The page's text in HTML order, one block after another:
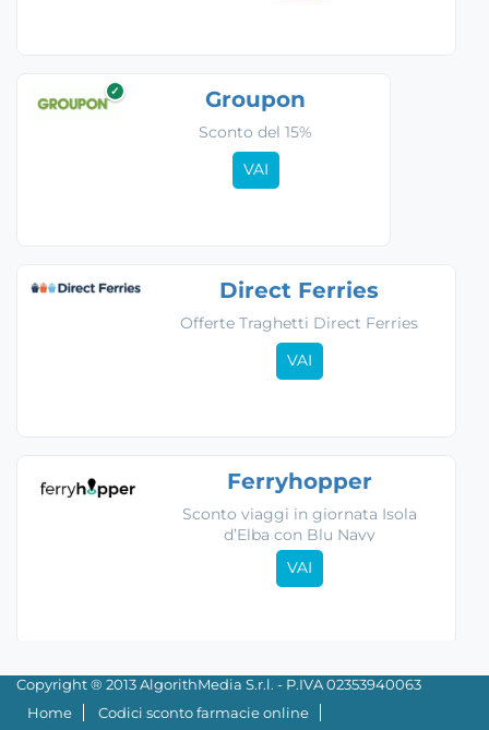
✓ Groupon
Sconto del 15%
VAI
Direct Ferries
Offerte Traghetti Direct Ferries
VAI
Ferryhopper
Sconto viaggi in giornata Isola
d’Elba con Blu Navy
VAI
Copyright ® 2013 AlgorithMedia S.r.l. - P.IVA 02353940063
Home
Codici sconto farmacie online